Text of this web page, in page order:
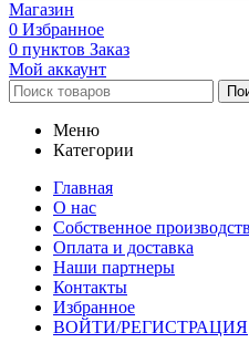
Магазин
0 Избранное
0 пунктов Заказ
Мой аккаунт
Меню
Категории
Главная
О нас
Собственное
Оплата и доставка
Наши партнеры
Контакты
Избранное
ВОЙТИ/РЕГИСТРАЦИЯ